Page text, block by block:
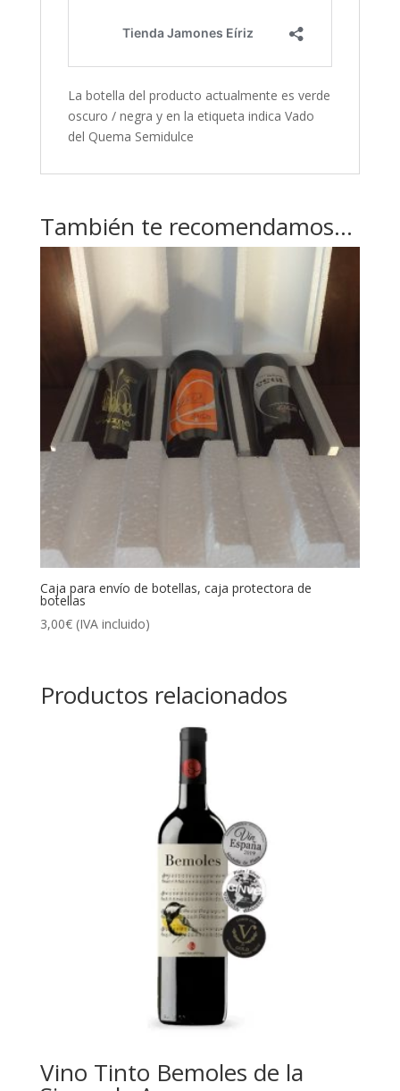
La botella del producto actualmente es verde
oscuro / negra y en la etiqueta indica Vado
del Quema Semidulce
También te recomendamos…
Caja para envío de botellas, caja protectora de
botellas
3,00€ (IVA incluido)
Productos relacionados
Vino Tinto Bemoles de la